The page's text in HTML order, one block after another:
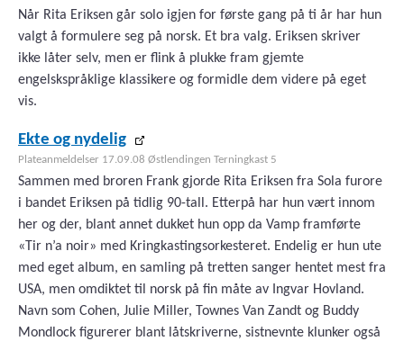
Når Rita Eriksen går solo igjen for første gang på ti år har hun
valgt å formulere seg på norsk. Et bra valg. Eriksen skriver
ikke låter selv, men er flink å plukke fram gjemte
engelskspråklige klassikere og formidle dem videre på eget
vis.
Ekte og nydelig
Plateanmeldelser 17.09.08 Østlendingen Terningkast 5
Sammen med broren Frank gjorde Rita Eriksen fra Sola furore
i bandet Eriksen på tidlig 90-tall. Etterpå har hun vært innom
her og der, blant annet dukket hun opp da Vamp framførte
«Tir n’a noir» med Kringkastingsorkesteret. Endelig er hun ute
med eget album, en samling på tretten sanger hentet mest fra
USA, men omdiktet til norsk på fin måte av Ingvar Hovland.
Navn som Cohen, Julie Miller, Townes Van Zandt og Buddy
Mondlock figurerer blant låtskriverne, sistnevnte klunker også